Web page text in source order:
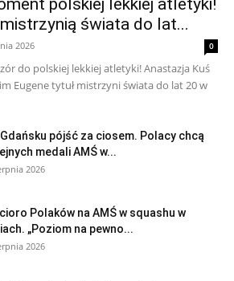
świata do lat...
2026 0
do polskiej lekkiej atletyki! Anastazja Kuś
Eugene tytuł mistrzyni świata do lat 20 w
pójść za ciosem. Polacy chcą
medali AMŚ w...
2026
Polaków na AMŚ w squashu w
„Poziom na pewno...
2026